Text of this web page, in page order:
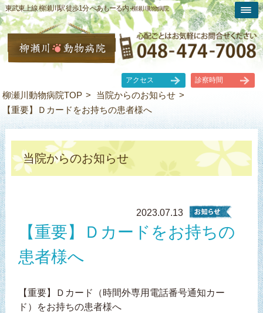
東武東上線 柳瀬川駅 徒歩1分 ぺあもーる内 -柳瀬川動物病院
アクセス 診察時間
柳瀬川動物病院TOP
当院からのお知らせ
【重要】Ｄカードをお持ちの患者様へ
当院からのお知らせ
2023.07.13
【重要】Ｄカードをお持ちの
患者様へ
【重要】Ｄカード（時間外専用電話番号通知カー
ド）をお持ちの患者様へ